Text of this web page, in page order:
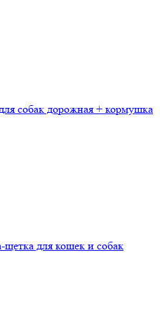
собак дорожная + кормушка
щетка для кошек и собак